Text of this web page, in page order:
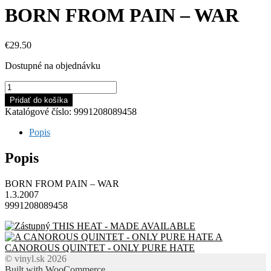
BORN FROM PAIN – WAR
€29.50
Dostupné na objednávku
množstvo
BORN
FROM
PAIN
Pridať do košíka
Katalógové číslo: 9991208089458
Popis
Popis
BORN FROM PAIN – WAR
1.3.2007
9991208089458
THIS HEAT - MADE AVAILABLE
A
CANOROUS QUINTET - ONLY PURE HATE
© vinyl.sk 2026